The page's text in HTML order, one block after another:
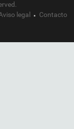
legal Contacto